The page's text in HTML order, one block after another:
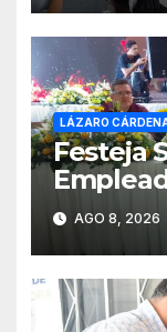
LÁZARO
Festeja
AGO 8, 2026